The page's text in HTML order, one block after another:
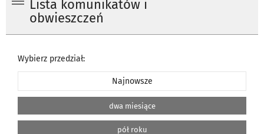
Lista komunikatów i
obwieszczeń
Wybierz przedział:
Najnowsze
dwa miesiące
pół roku